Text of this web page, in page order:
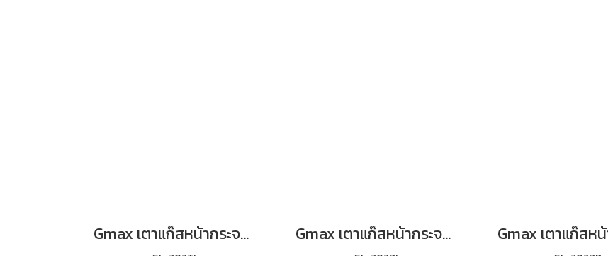
Gmax เตาแก๊สหน้ากระจก 2 หัว หัวเตาผสม รุ่น GL-702TI Gmax เตาแก๊สหน้ากระจก 2 หัว หัวเตาผสม รุ่น GL-702BI